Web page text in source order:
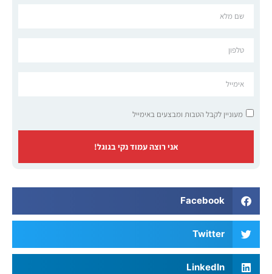
מעוניין לקבל הטבות ומבצעים באימייל
אני רוצה עמוד נקי בגוגל!
Facebook
Twitter
LinkedIn